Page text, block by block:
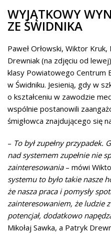
WYJĄTKOWY
ZE ŚWIDNIKA
Paweł Orłowski, Wiktor Kruk,
Drewniak (na zdjęciu od
klasy Powiatowego Centrum
w Świdniku. Jesienią, gdy w
o kształceniu w zawodzie
wspólnie postanowili
śmigłowca znajdującego się
– To był zupełny przypadek.
nad systemem zupełnie nie
zainteresowania– mówi
systemu to było takie nasze
że nasza praca i pomysły
zainteresowaniem, że ludzie
potencjał, dodatkowo
Mikołaj Sawka, a Patryk